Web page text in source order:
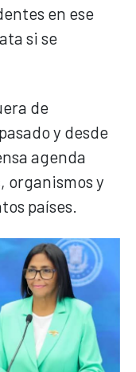
en ese
si se
de
y desde
agenda
organismos y
países.